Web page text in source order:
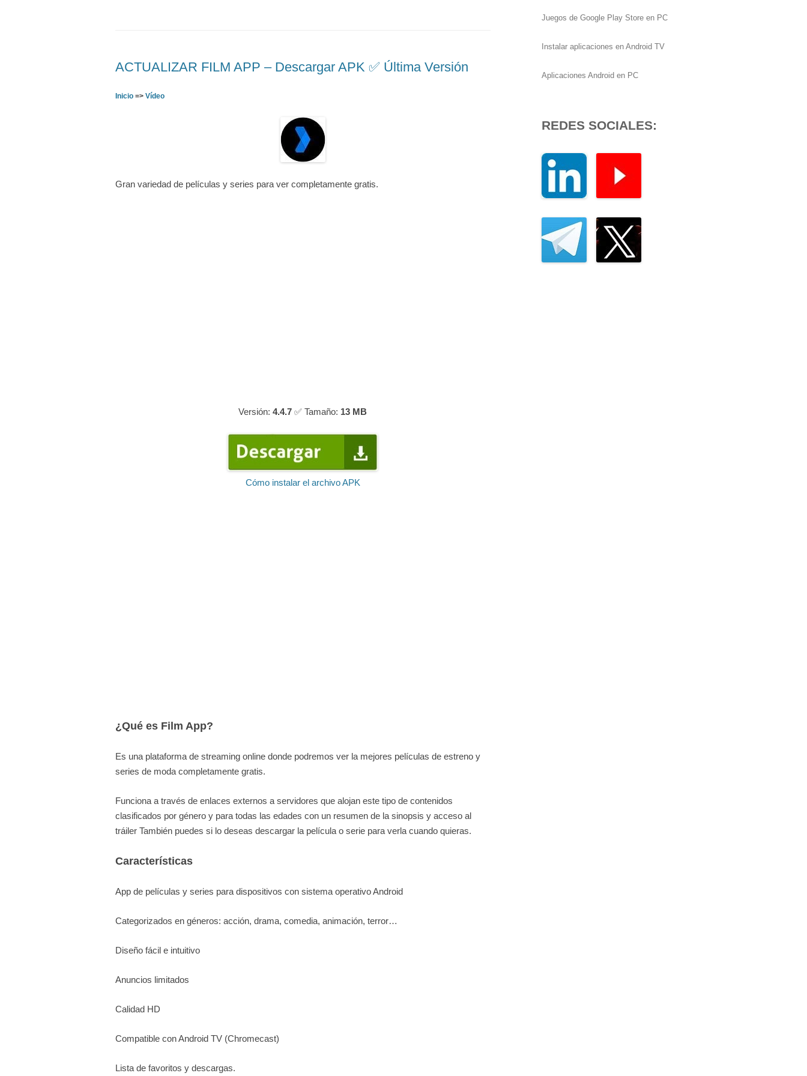
ACTUALIZAR FILM APP – Descargar APK ✅️ Última Versión
Inicio => Vídeo
Gran variedad de películas y series para ver completamente gratis.
Versión:4.4.7✅ Tamaño: 13 MB
Cómo instalar el archivo APK
¿Qué es Film App?
Es una plataforma de streaming online donde podremos ver la mejores películas de estreno y
series de moda completamente gratis.
Funciona a través de enlaces externos a servidores que alojan este tipo de contenidos
clasificados por género y para todas las edades con un resumen de la sinopsis y acceso al
tráiler También puedes si lo deseas descargar la película o serie para verla cuando quieras.
Características
App de películas y series para dispositivos con sistema operativo Android
Categorizados en géneros: acción, drama, comedia, animación, terror…
Diseño fácil e intuitivo
Anuncios limitados
Calidad HD
Compatible con Android TV (Chromecast)
Lista de favoritos y descargas.
Juegos de Google Play Store en PC
Instalar aplicaciones en Android TV
Aplicaciones Android en PC
REDES SOCIALES: